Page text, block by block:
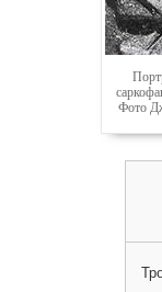
Фото